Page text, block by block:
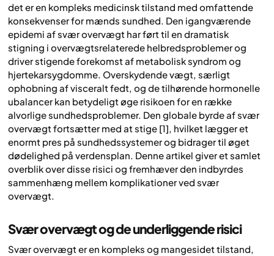
det er en kompleks medicinsk tilstand med omfattende
konsekvenser for mænds sundhed. Den igangværende
epidemi af svær overvægt har ført til en dramatisk
stigning i overvægtsrelaterede helbredsproblemer og
driver stigende forekomst af metabolisk syndrom og
hjertekarsygdomme. Overskydende vægt, særligt
ophobning af visceralt fedt, og de tilhørende hormonelle
ubalancer kan betydeligt øge risikoen for en række
alvorlige sundhedsproblemer. Den globale byrde af svær
overvægt fortsætter med at stige [1], hvilket lægger et
enormt pres på sundhedssystemer og bidrager til øget
dødelighed på verdensplan. Denne artikel giver et samlet
overblik over disse risici og fremhæver den indbyrdes
sammenhæng mellem komplikationer ved svær
overvægt.
Svær overvægt og de underliggende risici
Svær overvægt er en kompleks og mangesidet tilstand,